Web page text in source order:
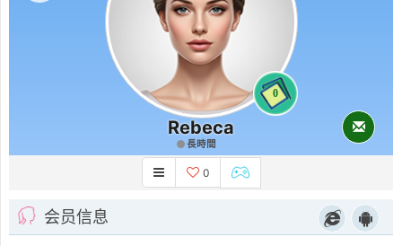
0
Rebeca
長時間
0
会员信息